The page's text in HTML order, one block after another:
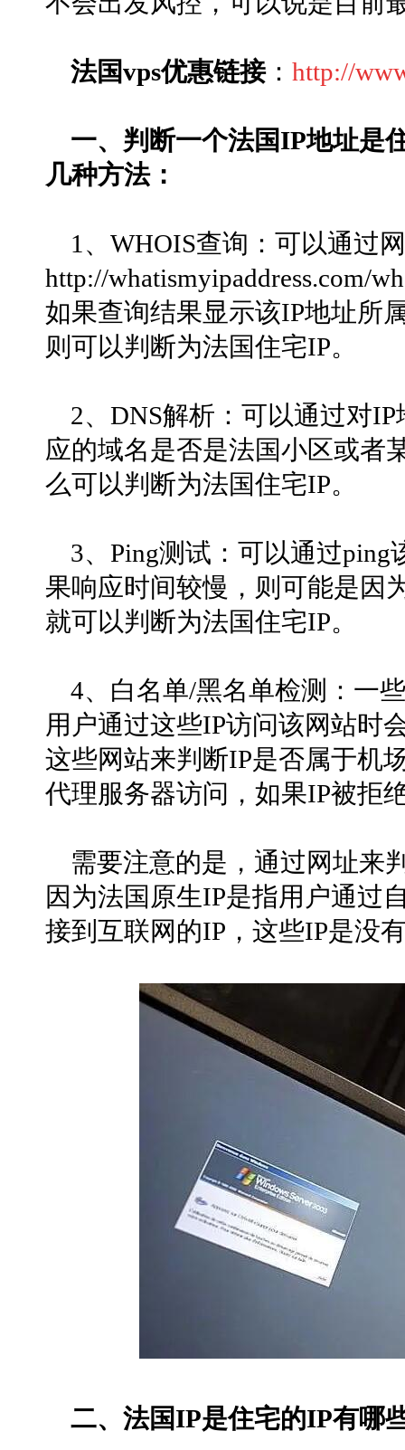
法国vps优惠链接： http://
一、判断一个法国IP地址是
几种方法：
1、WHOIS查询：可以通过
http://whatismyipaddress.com/
如果查询结果显示该IP地址所
则可以判断为法国住宅IP。
2、DNS解析：可以通过对
应的域名是否是法国小区或者
么可以判断为法国住宅IP。
3、Ping测试：可以通过
果响应时间较慢，则可能是因
就可以判断为法国住宅IP。
4、白名单/黑名单检测：一
用户通过这些IP访问该网站时
这些网站来判断IP是否属于机
代理服务器访问，如果IP被拒
需要注意的是，通过网址来
因为法国原生IP是指用户通过
接到互联网的IP，这些IP是没
二、法国IP是住宅的IP有哪